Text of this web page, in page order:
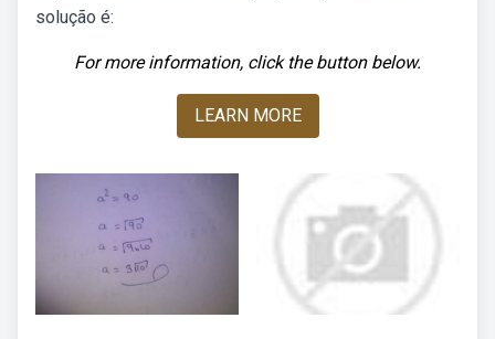
solução é:
For more information, click the button below.
LEARN MORE